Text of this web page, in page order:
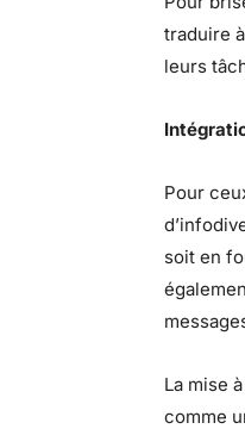
traduire
leurs
Pour
soit en
La mise
comme